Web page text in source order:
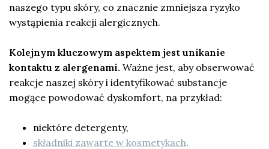
naszego typu skóry, co znacznie zmniejsza ryzyko
wystąpienia reakcji alergicznych.
Kolejnym kluczowym aspektem jest unikanie
kontaktu z alergenami. Ważne jest, aby obserwować
reakcje naszej skóry i identyfikować substancje
mogące powodować dyskomfort, na przykład:
niektóre detergenty,
składniki zawarte w kosmetykach.